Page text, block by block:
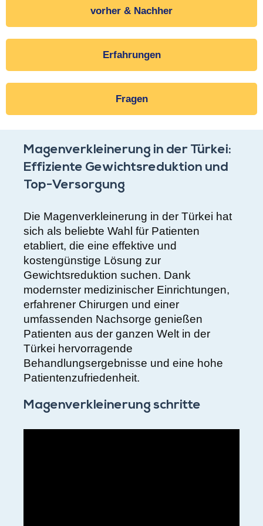
vorher & Nachher
Erfahrungen
Fragen
Magenverkleinerung in der Türkei:
Effiziente Gewichtsreduktion und
Top-Versorgung
Die Magenverkleinerung in der Türkei hat
sich als beliebte Wahl für Patienten
etabliert, die eine effektive und
kostengünstige Lösung zur
Gewichtsreduktion suchen. Dank
modernster medizinischer Einrichtungen,
erfahrener Chirurgen und einer
umfassenden Nachsorge genießen
Patienten aus der ganzen Welt in der
Türkei hervorragende
Behandlungsergebnisse und eine hohe
Patientenzufriedenheit.
Magenverkleinerung schritte